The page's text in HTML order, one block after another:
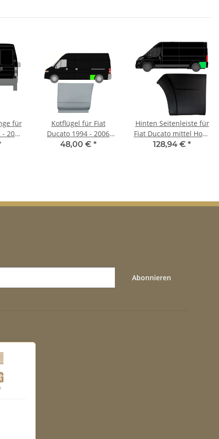
für
2006
Kotflügel für Fiat
Ducato 1994 - 2006
hinten links
48,00 € *
Hinten Seitenleiste für
Fiat Ducato mittel Hohe
Nutzlast 2018 links
128,94 € *
Abonnieren